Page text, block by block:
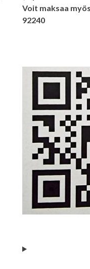
Voit maksaa
92240